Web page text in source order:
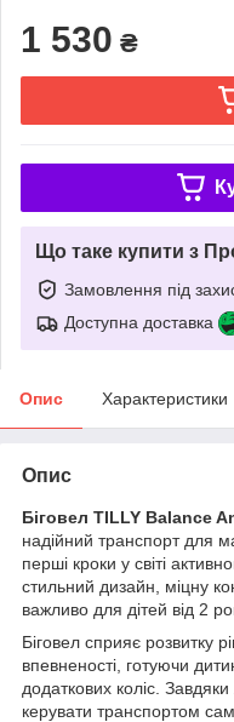
1 530 ₴
Що таке купити з
Замовлення під
Доступна доставка
Опис Характеристики
Опис
Біговел TILLY Balance
надійний транспорт для
перші кроки у світі
стильний дизайн, міцну
важливо для дітей від 2
Біговел сприяє розвитку
впевненості, готуючи
додаткових коліс.
керувати транспортом